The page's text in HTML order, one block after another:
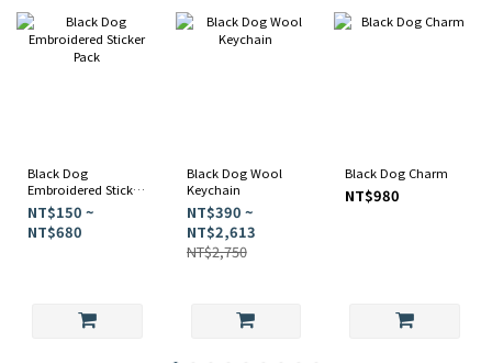
Black Dog
Embroidered Sticker
Pack
NT$150 ~
NT$680
Black Dog Wool
Keychain
NT$390 ~
NT$2,613
NT$2,750
Black Dog Charm
NT$980